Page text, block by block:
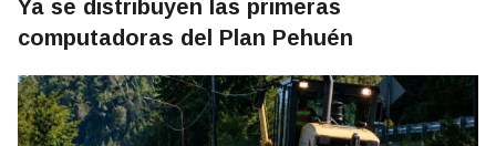
Ya se distribuyen las primeras
computadoras del Plan Pehuén